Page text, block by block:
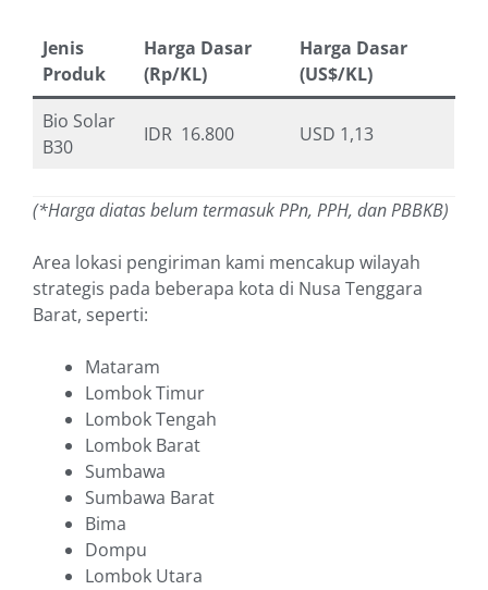
Jenis
Produk
Harga Dasar
(Rp/KL)
Harga Dasar
(US$/KL)
Bio Solar
B30
IDR 16.800 USD 1,13
(*Harga diatas belum termasuk PPn, PPH, dan PBBKB)
Area lokasi pengiriman kami mencakup wilayah
strategis pada beberapa kota di Nusa Tenggara
Barat, seperti:
Mataram
Lombok Timur
Lombok Tengah
Lombok Barat
Sumbawa
Sumbawa Barat
Bima
Dompu
Lombok Utara